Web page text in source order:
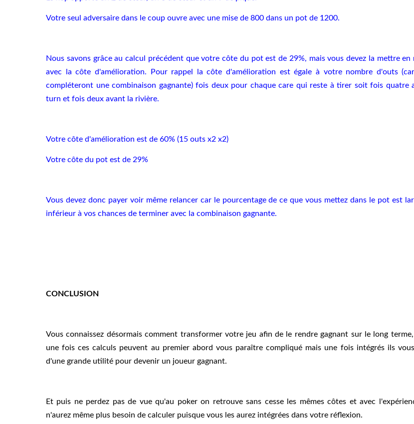
Votre seul adversaire dans le coup ouvre avec une mise de 800 dans un pot de 1200.
Nous savons grâce au calcul précédent que votre côte du pot est de 29%, mais vous devez la mettre en
avec la côte d'amélioration. Pour rappel la côte d'amélioration est égale à votre nombre d'outs
compléteront une combinaison gagnante) fois deux pour chaque care qui reste à tirer soit fois quatre
turn et fois deux avant la rivière.
Votre côte d'amélioration est de 60% (15 outs x2 x2)
Votre côte du pot est de 29%
Vous devez donc payer voir même relancer car le pourcentage de ce que vous mettez dans le pot est
inférieur à vos chances de terminer avec la combinaison gagnante.
CONCLUSION
Vous connaissez désormais comment transformer votre jeu afin de le rendre gagnant sur le long
une fois ces calculs peuvent au premier abord vous paraître compliqué mais une fois intégrés ils
d'une grande utilité pour devenir un joueur gagnant.
Et puis ne perdez pas de vue qu'au poker on retrouve sans cesse les mêmes côtes et avec
n'aurez même plus besoin de calculer puisque vous les aurez intégrées dans votre réflexion.